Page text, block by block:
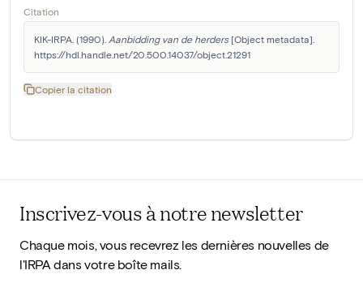
Citation
KIK-IRPA. (1990). Aanbidding van de herders [Object metadata].
https://hdl.handle.net/20.500.14037/object.21291
Copier la citation
Inscrivez-vous à notre newsletter
Chaque mois, vous recevrez les dernières nouvelles de
l'IRPA dans votre boîte mails.